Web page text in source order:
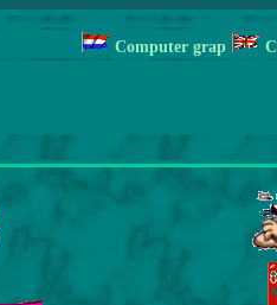
Computer grap